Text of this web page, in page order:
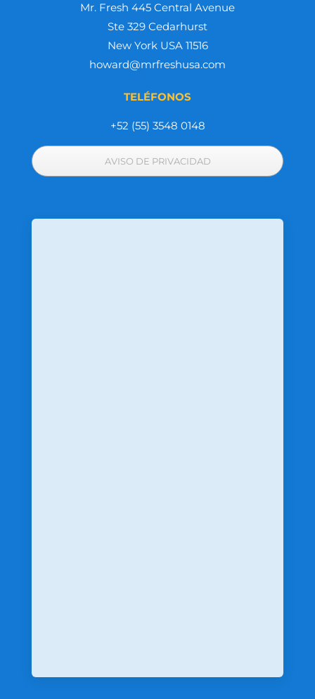
Mr. Fresh 445 Central Avenue
Ste 329 Cedarhurst
New York USA 11516
howard@mrfreshusa.com
TELÉFONOS
+52 (55) 3548 0148
AVISO DE PRIVACIDAD